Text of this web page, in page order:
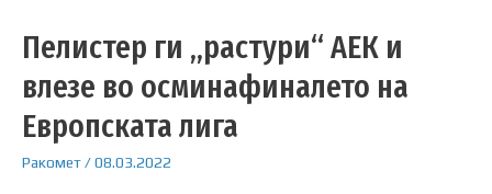
Пелистер ги „растури“ АЕК и
влезе во осминафиналето на
Европската лига
Ракомет/08.03.2022